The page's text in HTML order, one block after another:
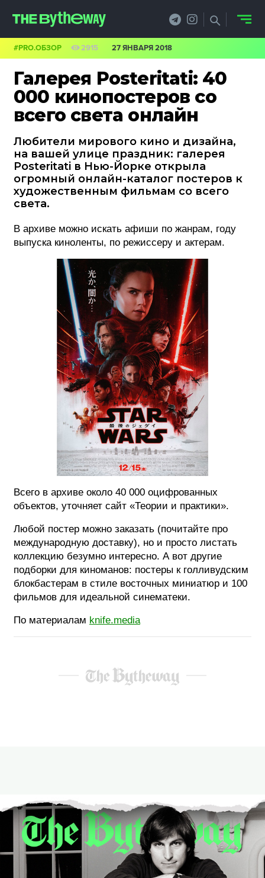
Галерея Posteritati: 40
000 кинопостеров со
всего света онлайн
Любители мирового кино и дизайна,
на вашей улице праздник: галерея
Posteritati в Нью-Йорке открыла
огромный онлайн-каталог постеров к
художественным фильмам со всего
света.
#PRO.ОБЗОР 2915 27 ЯНВАРЯ 2018
В архиве можно искать афиши по жанрам, году
выпуска киноленты, по режиссеру и актерам.
Всего в архиве около 40 000 оцифрованных
объектов, уточняет сайт «Теории и практики».
Любой постер можно заказать (почитайте про
международную доставку), но и просто листать
коллекцию безумно интересно. А вот другие
подборки для киноманов: постеры к голливудским
блокбастерам в стиле восточных миниатюр и 100
фильмов для идеальной синематеки.
По материалам knife.media
НОВОСТИ
PRO.ОБЗОР
КЕЙСЫ
ФИЛОСОФИЯ
КРЕАТИВА
БИЗНЕС И
ФЕСТИВАЛИ
ФОТОГРАФИЯ
ТИПОГРАФИКА
ИСТОРИИ БРЕНДОВ
О ПРОЕКТЕ
РЕКЛАМА
КОНТАКТЫ